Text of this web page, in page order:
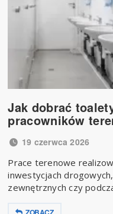
Jak dobrać
pracowników
19 czerwca 2026
Prace terenowe
inwestycjach
zewnętrznych czy